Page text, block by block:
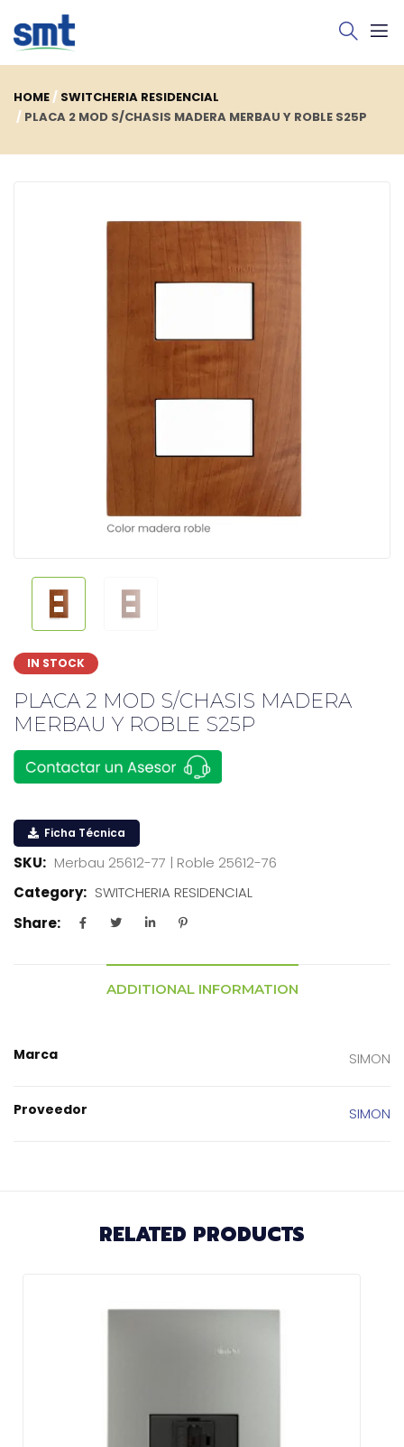
HOME
SWITCHERIA RESIDENCIAL
PLACA 2 MOD S/CHASIS MADERA MERBAU Y ROBLE S25P
IN STOCK
PLACA 2 MOD S/CHASIS MADERA
MERBAU Y ROBLE S25P
Ficha Técnica
SKU: Merbau 25612-77 | Roble 25612-76
Category: SWITCHERIA RESIDENCIAL
Share:
ADDITIONAL INFORMATION
Marca SIMON
Proveedor SIMON
RELATED PRODUCTS